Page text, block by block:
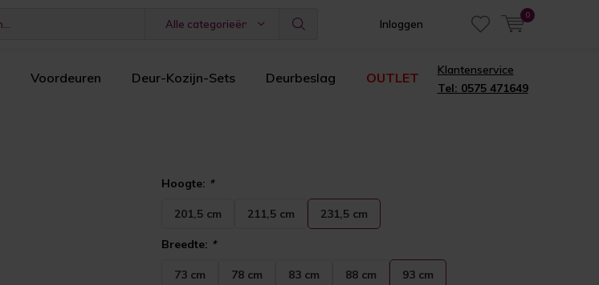
Alle categorieën Inloggen
0
Voordeuren Deur-Kozijn-Sets Deurbeslag OUTLET
Klantenservice
Tel: 0575 471649
Hoogte: *
201,5 cm 211,5 cm 231,5 cm
Breedte: *
73 cm 78 cm 83 cm 88 cm 93 cm